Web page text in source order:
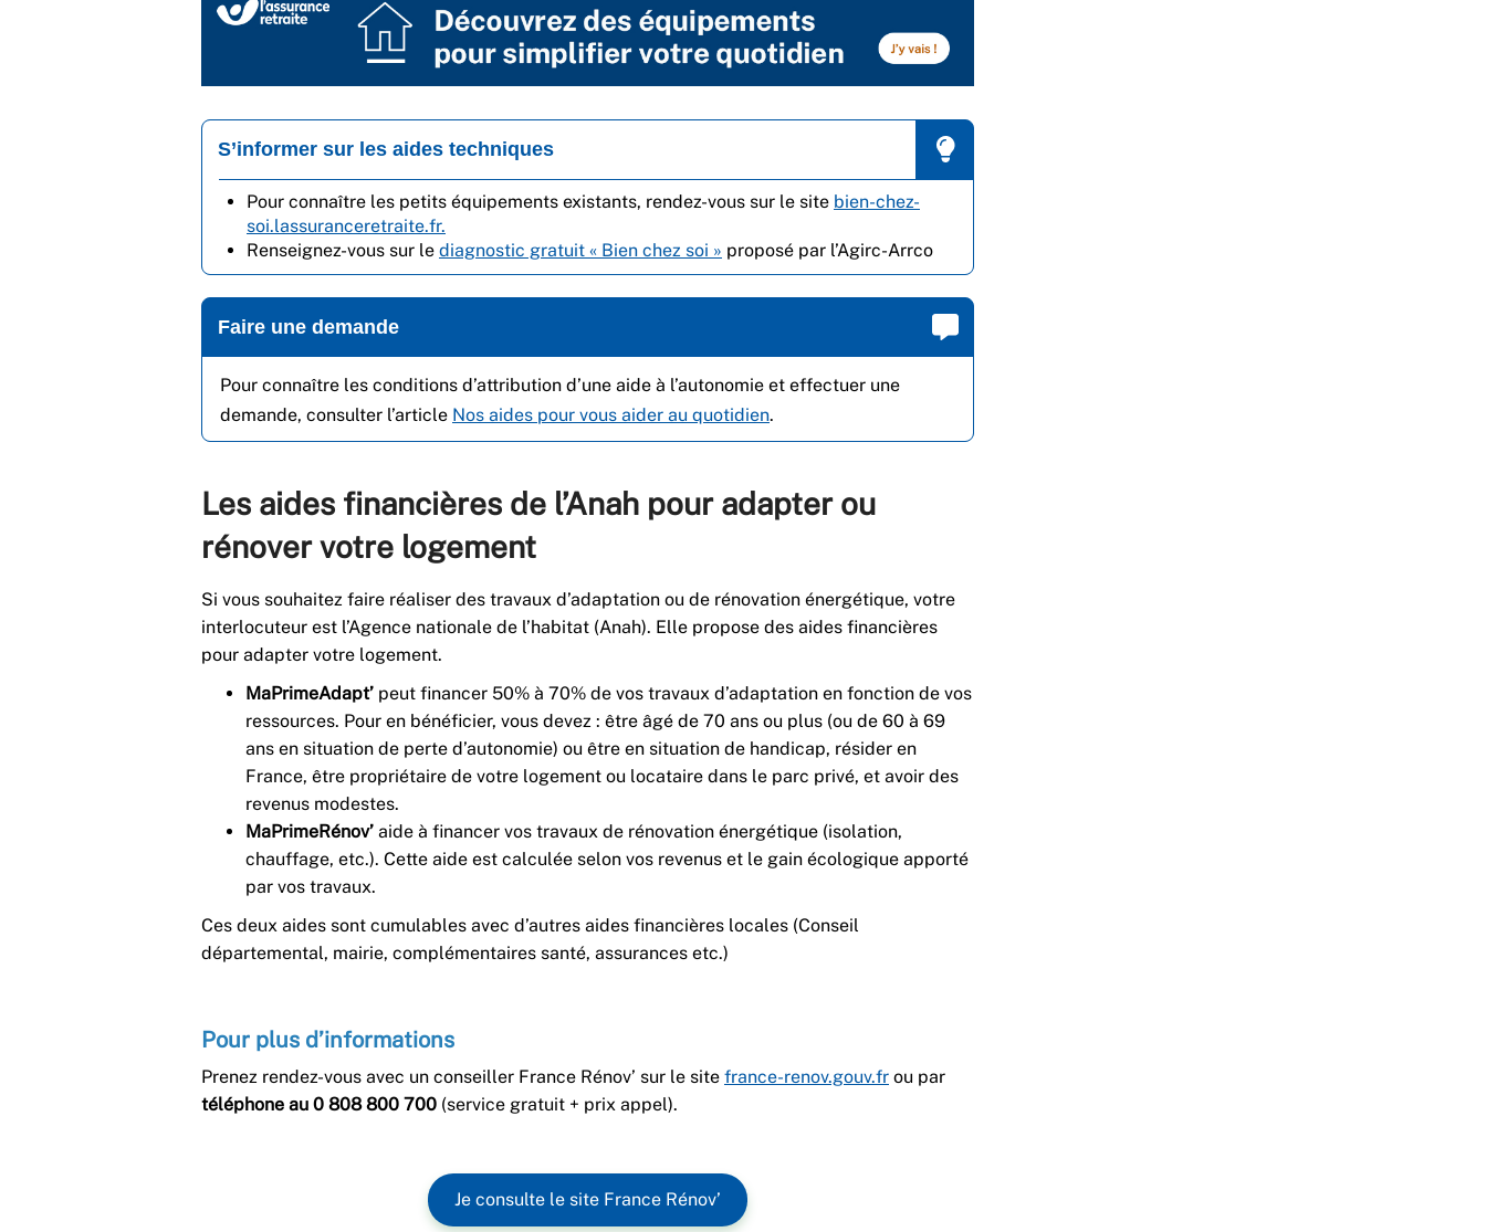
S’informer sur les aides techniques
Pour connaître les petits équipements existants, rendez-vous sur le site bien-chez-
soi.lassuranceretraite.fr.
Renseignez-vous sur le diagnostic gratuit « Bien chez soi » proposé par l’Agirc-Arrco
Faire une demande
Pour connaître les conditions d’attribution d’une aide à l’autonomie et effectuer une
demande, consulter l’article Nos aides pour vous aider au quotidien.
Les aides financières de l’Anah pour adapter ou
rénover votre logement
Si vous souhaitez faire réaliser des travaux d’adaptation ou de rénovation énergétique, votre
interlocuteur est l’Agence nationale de l’habitat (Anah). Elle propose des aides financières
pour adapter votre logement.
MaPrimeAdapt’ peut financer 50% à 70% de vos travaux d’adaptation en fonction de vos
ressources. Pour en bénéficier, vous devez : être âgé de 70 ans ou plus (ou de 60 à 69
ans en situation de perte d’autonomie) ou être en situation de handicap, résider en
France, être propriétaire de votre logement ou locataire dans le parc privé, et avoir des
revenus modestes.
MaPrimeRénov’ aide à financer vos travaux de rénovation énergétique (isolation,
chauffage, etc.). Cette aide est calculée selon vos revenus et le gain écologique apporté
par vos travaux.
Ces deux aides sont cumulables avec d’autres aides financières locales (Conseil
départemental, mairie, complémentaires santé, assurances etc.)
Pour plus d’informations
Prenez rendez-vous avec un conseiller France Rénov’ sur le site france-renov.gouv.fr ou par
téléphone au 0 808 800 700 (service gratuit + prix appel).
Je consulte le site France Rénov’